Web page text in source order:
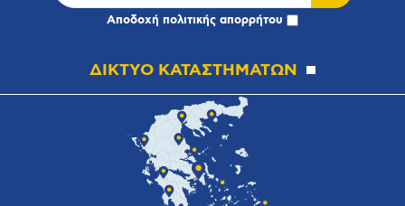
Αποδοχή πολιτικής απορρήτου
ΔΙΚΤΥΟ ΚΑΤΑΣΤΗΜΑΤΩΝ